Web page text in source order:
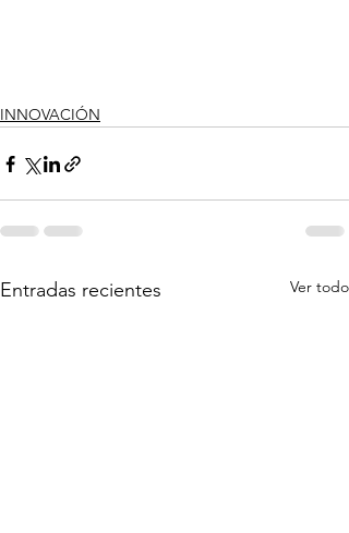
INNOVACIÓN
Entradas recientes Ver todo